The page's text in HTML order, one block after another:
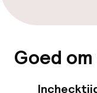
TV lounge
Eet- en
Goed